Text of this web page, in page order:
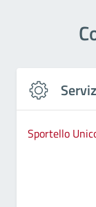
Sportello